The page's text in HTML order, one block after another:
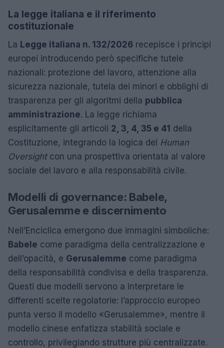
La legge italiana e il riferimento
costituzionale
La Legge italiana n. 132/2026 recepisce i principi
europei introducendo però specifiche tutele
nazionali: protezione del lavoro, attenzione alla
sicurezza nazionale, tutela dei minori e obblighi di
trasparenza per gli algoritmi della pubblica
amministrazione. La legge richiama
esplicitamente gli articoli 2, 3, 4, 35 e 41 della
Costituzione, integrando la logica del Human
Oversightcon una prospettiva orientata al valore
sociale del lavoro e alla responsabilità civile.
Modelli di governance: Babele,
Gerusalemme e discernimento
Nell’Enciclica emergono due immagini simboliche:
Babele come paradigma della centralizzazione e
dell’opacità, e Gerusalemme come paradigma
della responsabilità condivisa e della trasparenza.
Questi due modelli servono a interpretare le
differenti scelte regolatorie: l’approccio europeo
punta verso il modello «Gerusalemme», mentre il
modello cinese enfatizza stabilità sociale e
controllo, privilegiando strutture più centralizzate.